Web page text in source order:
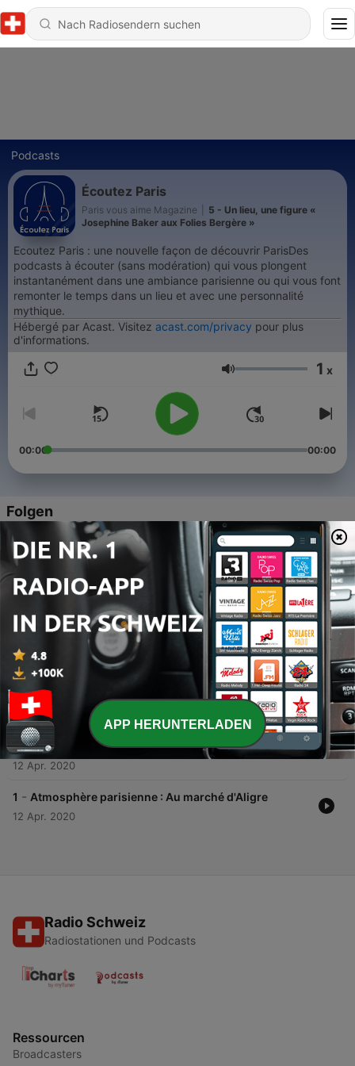
Podcasts
Écoutez Paris
Paris vous aime Magazine
5 - Un lieu, une figure «
Josephine Baker aux Folies Bergère »
Ecoutez Paris : une nouvelle façon de découvrir ParisDes
podcasts à écouter (sans modération) qui vous plongent
instantanément dans une ambiance parisienne ou qui vous font
remonter le temps dans un lieu et avec une personnalité
mythique.
Hébergé par Acast. Visitez acast.com/privacy pour plus
d'informations.
Lautstärke 1 x
00:00 00:00
Folgen
5 -
Un lieu, une figure « Josephine Baker aux Folies
Bergère »
30 Nov. 2021
-
Un lieu, une figure : Autour de la place Clichy avec
François Truffaut
3 - Atmosphère parisienne : A l'hippodrome de
Vincennes
12 Apr. 2020
2 - Un lieu, une figure : Simone de Beauvoir au café de
Flore
12 Apr. 2020
1 - Atmosphère parisienne : Au marché d'Aligre
12 Apr. 2020
Radio Schweiz
Radiostationen und Podcasts
Ressourcen
Broadcasters
APP HERUNTERLADEN